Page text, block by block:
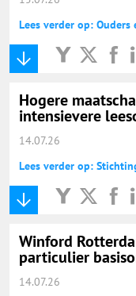
Lees verder op: Ouders
Hogere
intensievere
14.07.26
Lees verder op:
Winford
particulier
14.07.26